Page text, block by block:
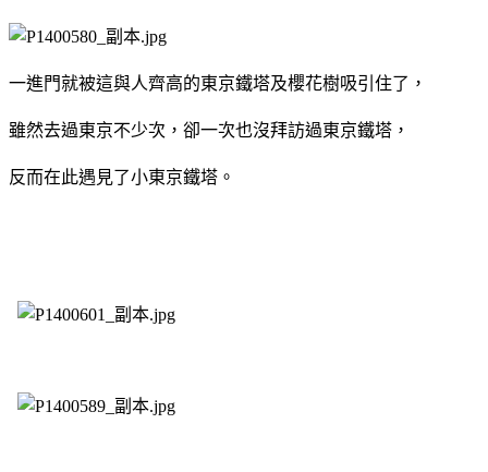
一進門就被這與人齊高的東京鐵塔及櫻花樹吸引住了，
雖然去過東京不少次，卻一次也沒拜訪過東京鐵塔，
反而在此遇見了小東京鐵塔。